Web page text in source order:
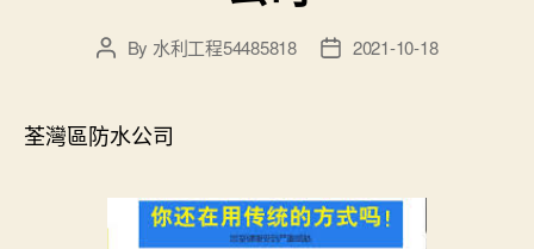
PostBy 水利工程54485818
Post2021-10-18
荃灣區防水公司